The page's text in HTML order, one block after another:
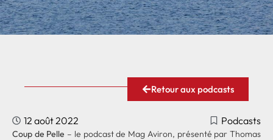
Retour aux podcasts
12 août 2022 Podcasts
Coup de Pelle – le podcast de Mag Aviron, présenté par Thomas